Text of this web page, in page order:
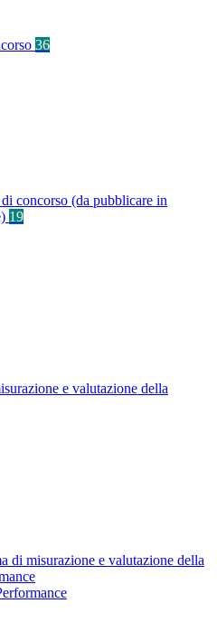
36
concorso (da pubblicare in
19
e valutazione della
di misurazione e valutazione della